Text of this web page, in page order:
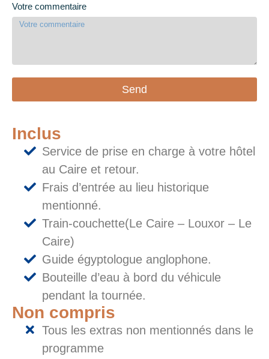
Votre commentaire
Send
Inclus
Service de prise en charge à votre hôtel
au Caire et retour.
Frais d’entrée au lieu historique
mentionné.
Train-couchette(Le Caire – Louxor – Le
Caire)
Guide égyptologue anglophone.
Bouteille d’eau à bord du véhicule
pendant la tournée.
Non compris
Tous les extras non mentionnés dans le
programme